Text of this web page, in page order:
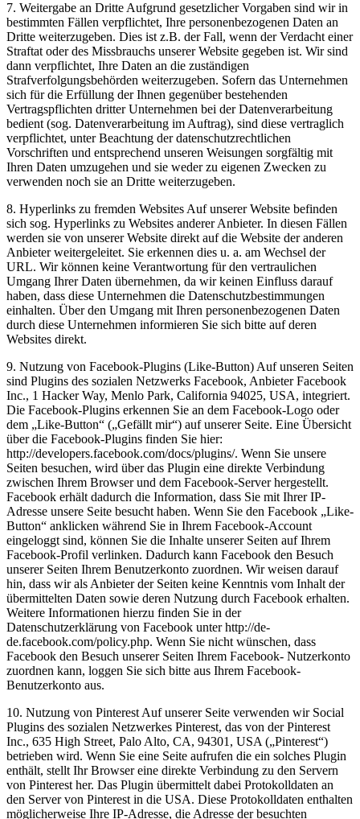
7. Weitergabe an Dritte Aufgrund gesetzlicher Vorgaben sind wir in
bestimmten Fällen verpflichtet, Ihre personenbezogenen Daten an
Dritte weiterzugeben. Dies ist z.B. der Fall, wenn der Verdacht einer
Straftat oder des Missbrauchs unserer Website gegeben ist. Wir sind
dann verpflichtet, Ihre Daten an die zuständigen
Strafverfolgungsbehörden weiterzugeben. Sofern das Unternehmen
sich für die Erfüllung der Ihnen gegenüber bestehenden
Vertragspflichten dritter Unternehmen bei der Datenverarbeitung
bedient (sog. Datenverarbeitung im Auftrag), sind diese vertraglich
verpflichtet, unter Beachtung der datenschutzrechtlichen
Vorschriften und entsprechend unseren Weisungen sorgfältig mit
Ihren Daten umzugehen und sie weder zu eigenen Zwecken zu
verwenden noch sie an Dritte weiterzugeben.
8. Hyperlinks zu fremden Websites Auf unserer Website befinden
sich sog. Hyperlinks zu Websites anderer Anbieter. In diesen Fällen
werden sie von unserer Website direkt auf die Website der anderen
Anbieter weitergeleitet. Sie erkennen dies u. a. am Wechsel der
URL. Wir können keine Verantwortung für den vertraulichen
Umgang Ihrer Daten übernehmen, da wir keinen Einfluss darauf
haben, dass diese Unternehmen die Datenschutzbestimmungen
einhalten. Über den Umgang mit Ihren personenbezogenen Daten
durch diese Unternehmen informieren Sie sich bitte auf deren
Websites direkt.
9. Nutzung von Facebook-Plugins (Like-Button) Auf unseren Seiten
sind Plugins des sozialen Netzwerks Facebook, Anbieter Facebook
Inc., 1 Hacker Way, Menlo Park, California 94025, USA, integriert.
Die Facebook-Plugins erkennen Sie an dem Facebook-Logo oder
dem „Like-Button“ („Gefällt mir“) auf unserer Seite. Eine Übersicht
über die Facebook-Plugins finden Sie hier:
http://developers.facebook.com/docs/plugins/. Wenn Sie unsere
Seiten besuchen, wird über das Plugin eine direkte Verbindung
zwischen Ihrem Browser und dem Facebook-Server hergestellt.
Facebook erhält dadurch die Information, dass Sie mit Ihrer IP-
Adresse unsere Seite besucht haben. Wenn Sie den Facebook „Like-
Button“ anklicken während Sie in Ihrem Facebook-Account
eingeloggt sind, können Sie die Inhalte unserer Seiten auf Ihrem
Facebook-Profil verlinken. Dadurch kann Facebook den Besuch
unserer Seiten Ihrem Benutzerkonto zuordnen. Wir weisen darauf
hin, dass wir als Anbieter der Seiten keine Kenntnis vom Inhalt der
übermittelten Daten sowie deren Nutzung durch Facebook erhalten.
Weitere Informationen hierzu finden Sie in der
Datenschutzerklärung von Facebook unter http://de-
de.facebook.com/policy.php. Wenn Sie nicht wünschen, dass
Facebook den Besuch unserer Seiten Ihrem Facebook- Nutzerkonto
zuordnen kann, loggen Sie sich bitte aus Ihrem Facebook-
Benutzerkonto aus.
10. Nutzung von Pinterest Auf unserer Seite verwenden wir Social
Plugins des sozialen Netzwerkes Pinterest, das von der Pinterest
Inc., 635 High Street, Palo Alto, CA, 94301, USA („Pinterest“)
betrieben wird. Wenn Sie eine Seite aufrufen die ein solches Plugin
enthält, stellt Ihr Browser eine direkte Verbindung zu den Servern
von Pinterest her. Das Plugin übermittelt dabei Protokolldaten an
den Server von Pinterest in die USA. Diese Protokolldaten enthalten
möglicherweise Ihre IP-Adresse, die Adresse der besuchten